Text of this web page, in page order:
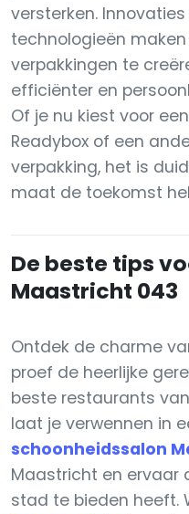
versterken.
technologieën
verpakkingen te
efficiënter en
Of je nu kiest voor
Readybox of een
verpakking, het is
maat de toekomst
De beste tips
Maastricht 043
Ontdek de charme
proef de heerlijke
beste restaurants
laat je verwennen in
schoonheidssalon
Maastricht en ervaar
stad te bieden heeft.